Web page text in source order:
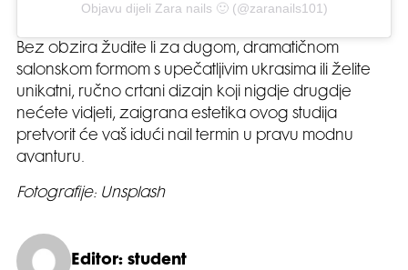
Objavu dijeli Zara nails 🙂 (@zaranails101)
Bez obzira žudite li za dugom, dramatičnom
salonskom formom s upečatljivim ukrasima ili želite
unikatni, ručno crtani dizajn koji nigdje drugdje
nećete vidjeti, zaigrana estetika ovog studija
pretvorit će vaš idući nail termin u pravu modnu
avanturu.
Fotografije: Unsplash
Editor: student